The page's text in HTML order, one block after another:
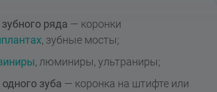
ряда — коронки
, зубные мосты;
, люминиры, ультраниры;
зуба — коронка на штифте или